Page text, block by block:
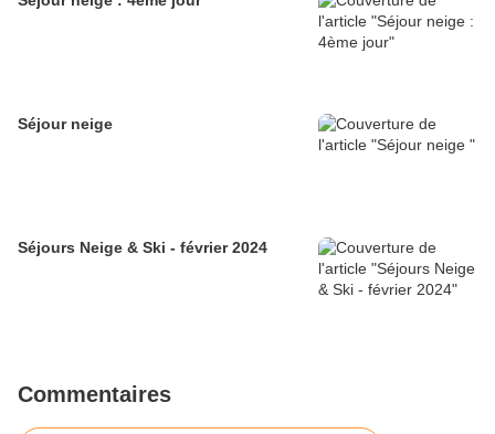
Séjour neige
Séjours Neige & Ski - février 2024
Commentaires